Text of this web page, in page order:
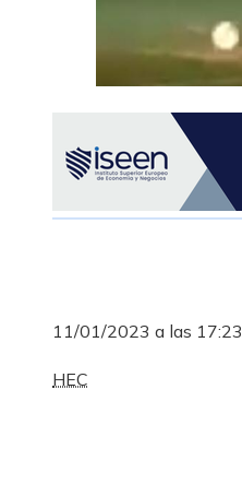
11/01/2023 a las 17:23
HEC